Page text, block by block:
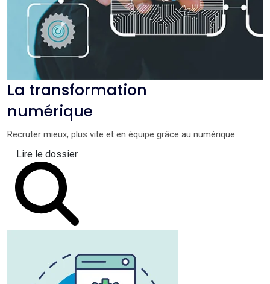
La transformation
numérique
Recruter mieux, plus vite et en équipe grâce au numérique.
Lire le dossier